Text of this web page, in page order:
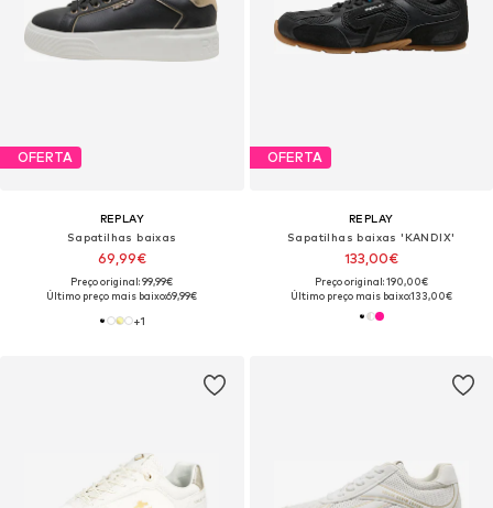
OFERTA
REPLAY
Sapatilhas baixas
69,99€
Preço original: 99,99€
Último preço mais baixo:69,99€
+1
OFERTA
REPLAY
Sapatilhas baixas 'KANDIX'
133,00€
Preço original: 190,00€
Último preço mais baixo:133,00€